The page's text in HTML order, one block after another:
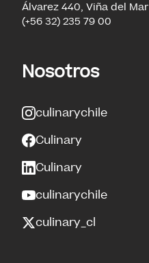
Álvarez 440, Viña del Mar
(+56 32) 235 79 00
Nosotros
culinarychile
Culinary
Culinary
culinarychile
culinary_cl